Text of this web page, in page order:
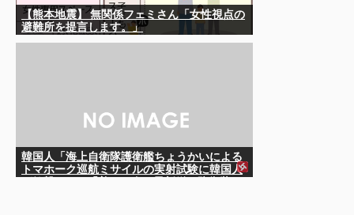
【熊本地震】 無関係フェミさん「女性視点の
避難所を提言します。」
韓国人「海上自衛隊護衛艦ちょうかいによる
トマホーク巡航ミサイルの実射試験に韓国人